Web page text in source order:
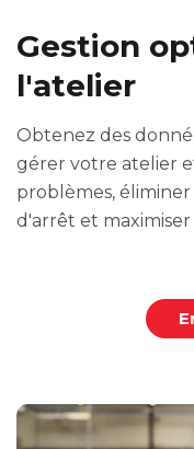
Gestion
l'atelier
Obtenez des
gérer votre atelier
problèmes,
d'arrêt et